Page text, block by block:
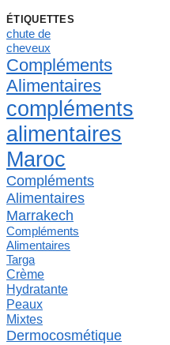
ÉTIQUETTES
chute de
cheveux
Compléments
Alimentaires
compléments
alimentaires
Maroc
Compléments
Alimentaires
Marrakech
Compléments
Alimentaires
Targa
Crème
Hydratante
Peaux
Mixtes
Dermocosmétique